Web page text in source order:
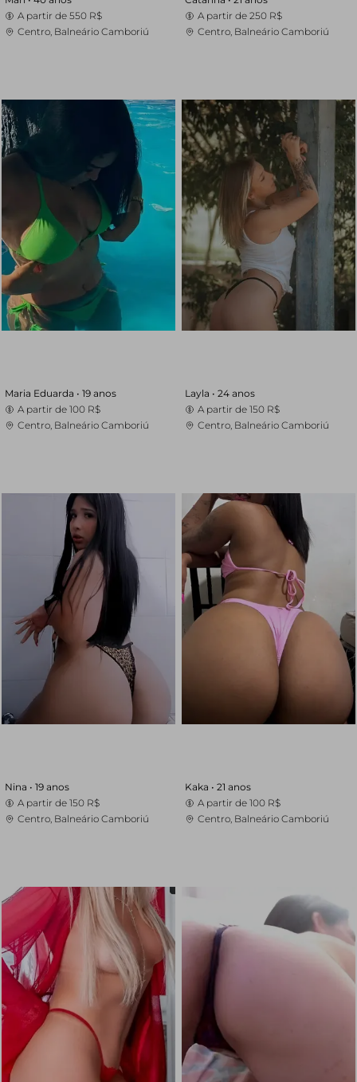
A partir de 550 R$
Centro, Balneário Camboriú
A partir de 250 R$
Centro, Balneário Camboriú
Maria Eduarda • 19 anos
A partir de 100 R$
Centro, Balneário Camboriú
Layla • 24 anos
A partir de 150 R$
Centro, Balneário Camboriú
Nina • 19 anos
A partir de 150 R$
Centro, Balneário Camboriú
Kaka • 21 anos
A partir de 100 R$
Centro, Balneário Camboriú